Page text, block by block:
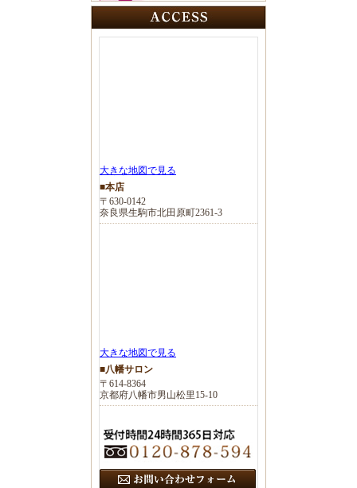
大きな地図で見る
■本店
〒630-0142
奈良県生駒市北田原町2361-3
大きな地図で見る
■八幡サロン
〒614-8364
京都府八幡市男山松里15-10